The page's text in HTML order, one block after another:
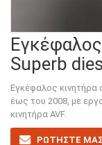
Superb
Εγκέφαλος κινητήρα
έως του 2008, με
κινητήρα AVF.
ΡΩΤΗΣΤΕ ΜΑΣ